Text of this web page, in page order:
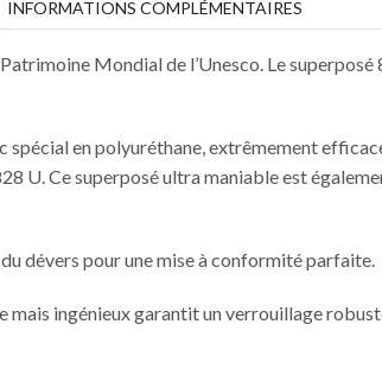
INFORMATIONS COMPLÉMENTAIRES
Mondial de l’Unesco. Le
en polyuréthane, extrêmement
U. Ce superposé ultra maniable est
dévers pour une mise à conformité parfaite.
ingénieux garantit un verrouillage